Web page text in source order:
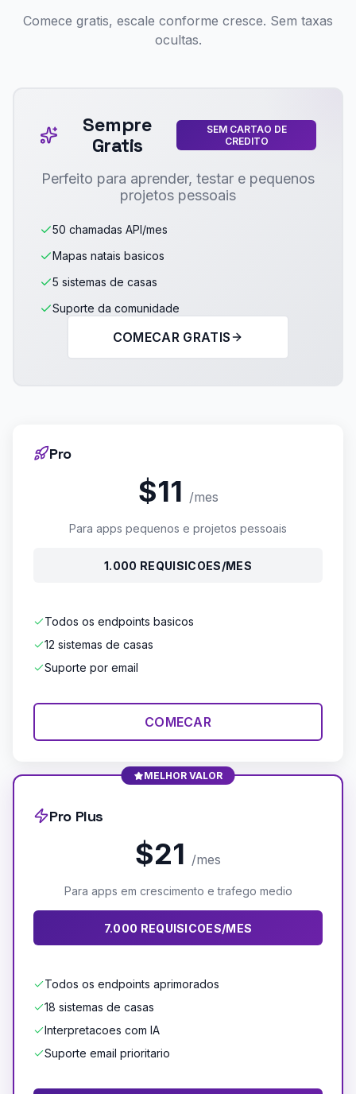
Comece gratis, escale conforme cresce. Sem taxas
ocultas.
Sempre
Gratis
SEM CARTAO DE
CREDITO
Perfeito para aprender, testar e pequenos
projetos pessoais
50 chamadas API/mes
Mapas natais basicos
5 sistemas de casas
Suporte da comunidade
COMECAR GRATIS
Pro
$11 /mes
Para apps pequenos e projetos pessoais
1.000 REQUISICOES/MES
Todos os endpoints basicos
12 sistemas de casas
Suporte por email
COMECAR
MELHOR VALOR
Pro Plus
$21 /mes
Para apps em crescimento e trafego medio
7.000 REQUISICOES/MES
Todos os endpoints aprimorados
18 sistemas de casas
Interpretacoes com IA
Suporte email prioritario